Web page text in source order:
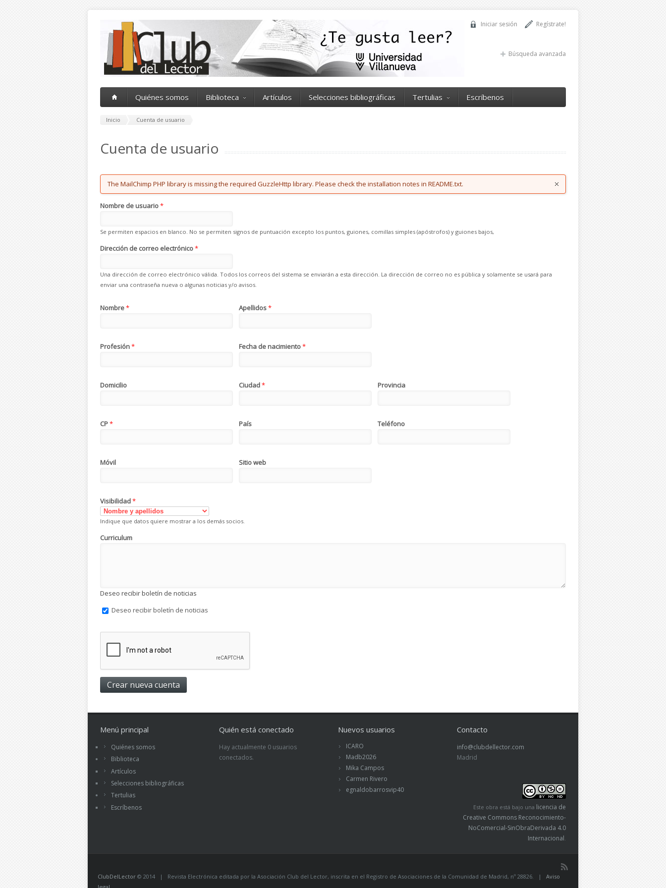
Regístrate!
Iniciar sesión
Búsqueda avanzada
Quiénes somos Biblioteca Artículos Selecciones bibliográficas Tertulias Escríbenos
Inicio Cuenta de usuario
Cuenta de usuario
Error message
The MailChimp PHP library is missing the required GuzzleHttp library. Please check the installation notes in README.txt.
Nombre de usuario*
Se permiten espacios en blanco. No se permiten signos de puntuación excepto los puntos, guiones, comillas simples (apóstrofos) y guiones bajos,
Dirección de correo electrónico*
Una dirección de correo electrónico válida. Todos los correos del sistema se enviarán a esta dirección. La dirección de correo no es pública y solamente se usará para
enviar una contraseña nueva o algunas noticias y/o avisos.
Nombre* Apellidos*
Profesión* Fecha de nacimiento*
Domicilio Ciudad* Provincia
CP* País Teléfono
Móvil Sitio web
Visibilidad*
Indique que datos quiere mostrar a los demás socios.
Curriculum
Deseo recibir boletín de noticias
Deseo recibir boletín de noticias
Menú principal
Quiénes somos
Biblioteca
Artículos
Selecciones bibliográficas
Tertulias
Escríbenos
Quién está conectado
Hay actualmente 0 usuarios
conectados.
Nuevos usuarios
ICARO
Madb2026
Mika Campos
Carmen Rivero
egnaldobarrosvip40
Contacto
info@clubdellector.com
Madrid
Este obra está bajo una licencia de
Creative Commons Reconocimiento-
NoComercial-SinObraDerivada 4.0
Internacional
ClubDelLector © 2014 | Revista Electrónica editada por la Asociación Club del Lector, inscrita en el Registro de Asociaciones de la Comunidad de Madrid, nº 28826. | Aviso